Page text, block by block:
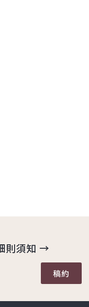
則須知 →
稿約